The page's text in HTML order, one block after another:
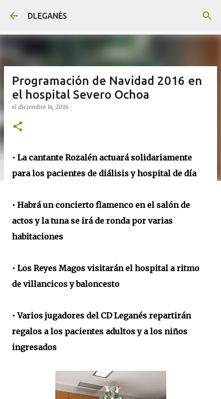
DLEGANÉS
Programación de Navidad 2016 en
el hospital Severo Ochoa
el diciembre 14, 2016
• La cantante Rozalén actuará solidariamente
para los pacientes de diálisis y hospital de día
• Habrá un concierto flamenco en el salón de
actos y la tuna se irá de ronda por varias
habitaciones
• Los Reyes Magos visitarán el hospital a ritmo
de villancicos y baloncesto
• Varios jugadores del CD Leganés repartirán
regalos a los pacientes adultos y a los niños
ingresados